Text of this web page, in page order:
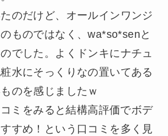
のだけど、オールインワンジ
ものではなく、wa*so*senと
でした。よくドンキにナチュ
水にそっくりなの置いてある
のを感じましたｗ
ミをみると結構高評価でボデ
すめ！という口コミを多く見